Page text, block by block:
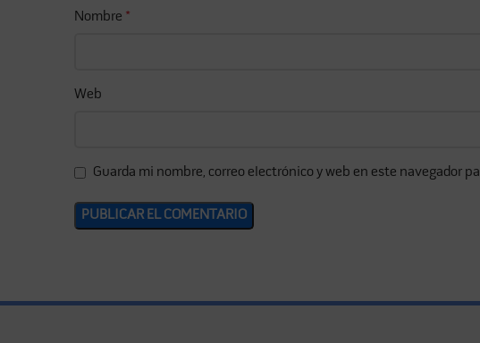
Nombre *
Web
Guarda mi nombre, correo electrónico y web en este navegador